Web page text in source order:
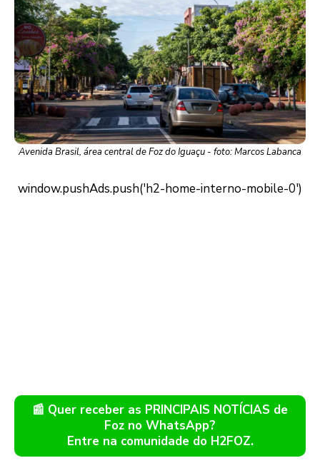
Avenida Brasil, área central de Foz do Iguaçu - foto: Marcos Labanca
📰 Quer receber as PRINCIPAIS NOTÍCIAS de
Foz no WhatsApp?
Entre na comunidade do H2FOZ.